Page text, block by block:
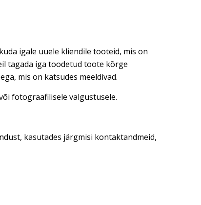
igale uuele kliendile tooteid, mis on
tagada iga toodetud toote kõrge
mis on katsudes meeldivad.
fotograafilisele valgustusele.
kasutades järgmisi kontaktandmeid,